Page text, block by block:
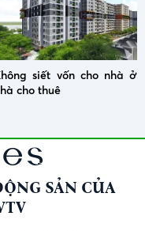
siết vốn cho nhà ở
cho thuê
SẢN CỦA